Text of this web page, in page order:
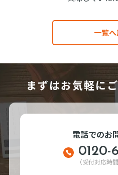
一覧
まずはお気軽に
電話でのお
0120-
（受付対応時